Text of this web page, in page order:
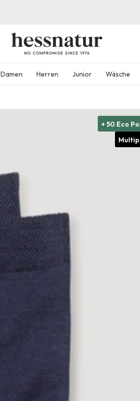
Damen Herren Junior Wäsche
+ 50 Eco